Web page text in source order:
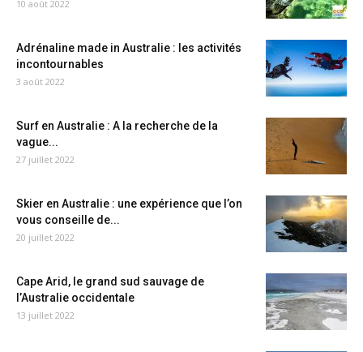
10 août 2022
Adrénaline made in Australie : les activités
incontournables
3 août 2022
Surf en Australie : A la recherche de la
vague...
27 juillet 2022
Skier en Australie : une expérience que l’on
vous conseille de...
20 juillet 2022
Cape Arid, le grand sud sauvage de
l’Australie occidentale
13 juillet 2022